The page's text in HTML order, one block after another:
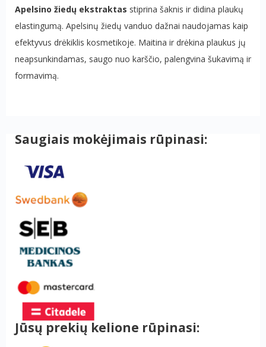
Apelsino žiedų ekstraktas stiprina šaknis ir didina plaukų
elastingumą. Apelsinų žiedų vanduo dažnai naudojamas kaip
efektyvus drėkiklis kosmetikoje. Maitina ir drėkina plaukus jų
neapsunkindamas, saugo nuo karščio, palengvina šukavimą ir
formavimą.
Saugiais mokėjimais rūpinasi:
Jūsų prekių kelione rūpinasi: